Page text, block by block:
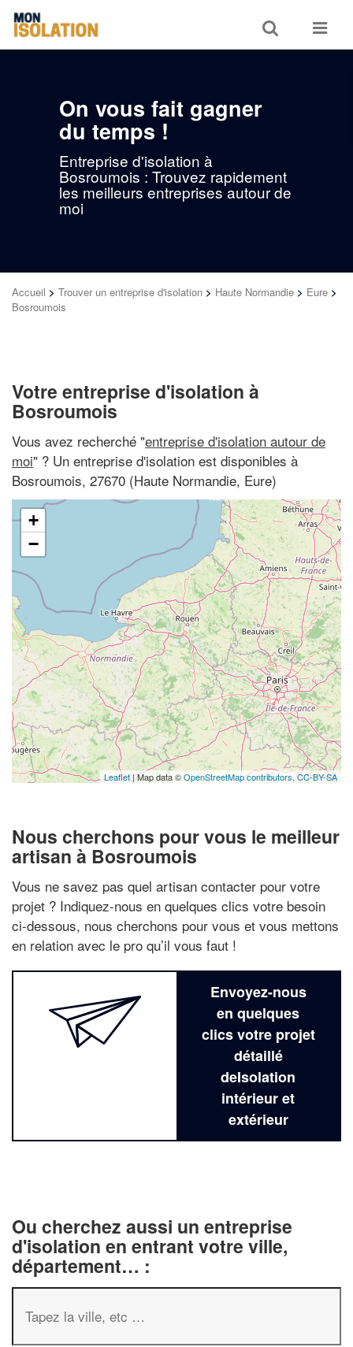
Toggle
search
Toggle
On vous fait gagner
du temps !
Entreprise d'isolation à
Bosroumois : Trouvez rapidement
les meilleurs entreprises autour de
moi
Accueil > Trouver un entreprise d'isolation > Haute Normandie > Eure >
Bosroumois
Votre entreprise d'isolation à
Bosroumois
Vous avez recherché "entreprise d'isolation autour de
moi" ? Un entreprise d'isolation est disponibles à
Bosroumois, 27670 (Haute Normandie, Eure)
+
−
Leaflet| Map data ©OpenStreetMap contributors,CC-BY-SA
Nous cherchons pour vous le meilleur
artisan à Bosroumois
Vous ne savez pas quel artisan contacter pour votre
projet ? Indiquez-nous en quelques clics votre besoin
ci-dessous, nous cherchons pour vous et vous mettons
en relation avec le pro qu’il vous faut !
Envoyez-nous
en quelques
clics votre projet
détaillé
deIsolation
intérieur et
extérieur
Ou cherchez aussi un entreprise
d'isolation en entrant votre ville,
département… :